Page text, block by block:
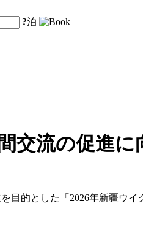
?泊
交流の促進
的とした「2026年新疆ウ